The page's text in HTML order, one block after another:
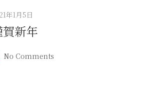
年1月5日
新年
No Comments